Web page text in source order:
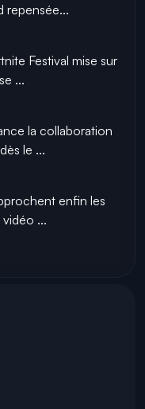
repensée...
Festival mise sur
...
la collaboration
le ...
enfin les
...